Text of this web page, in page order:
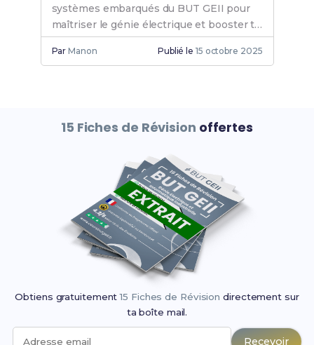
systèmes embarqués du BUT GEII pour
maîtriser le génie électrique et booster ta
carrière dans les technologies avancées.
ParManon Publié le 15 octobre 2025
15 Fiches de Révision offertes
Obtiens gratuitement15 Fiches de Révision directement sur
ta boîte mail.
Adresse email Recevoir